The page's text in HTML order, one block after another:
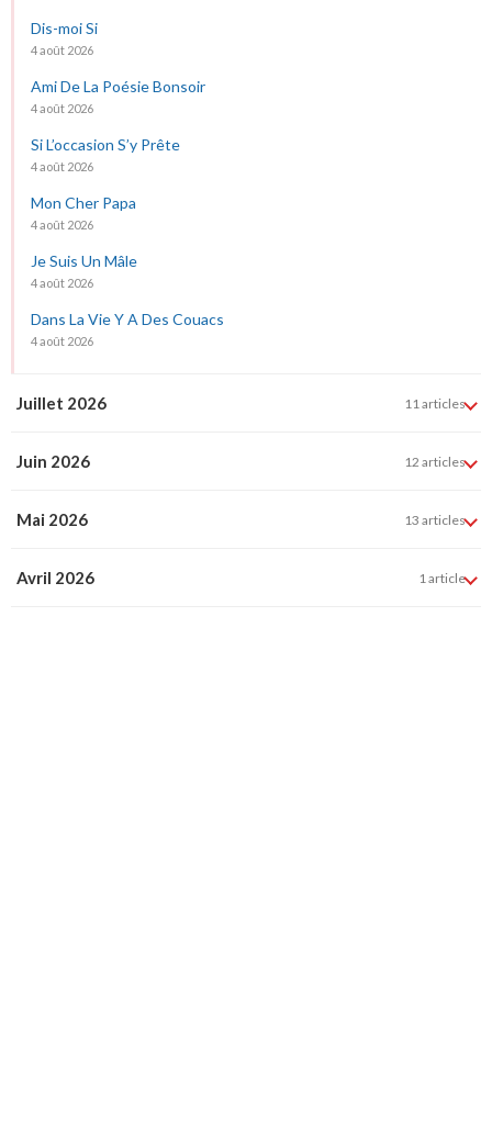
Dis-moi Si
4 août 2026
Ami De La Poésie Bonsoir
4 août 2026
Si L’occasion S’y Prête
4 août 2026
Mon Cher Papa
4 août 2026
Je Suis Un Mâle
4 août 2026
Dans La Vie Y A Des Couacs
4 août 2026
Juillet 2026 11 articles
Juin 2026 12 articles
Mai 2026 13 articles
Avril 2026 1 article